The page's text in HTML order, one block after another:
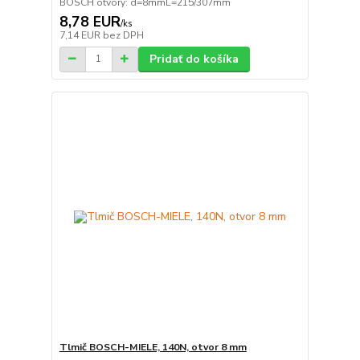
8,78 EUR/ks
7,14 EUR bez DPH
Pridať do košíka
Tlmič BOSCH-MIELE, 140N, otvor 8 mm